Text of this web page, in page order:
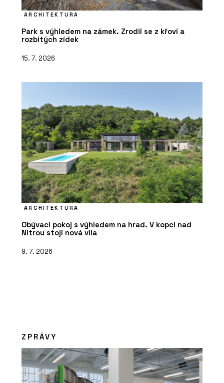
ARCHITEKTURA
Park s výhledem na zámek. Zrodil se z křoví a
rozbitých zídek
15. 7. 2026
ARCHITEKTURA
Obývací pokoj s výhledem na hrad. V kopci nad
Nitrou stojí nová vila
9. 7. 2026
ZPRÁVY